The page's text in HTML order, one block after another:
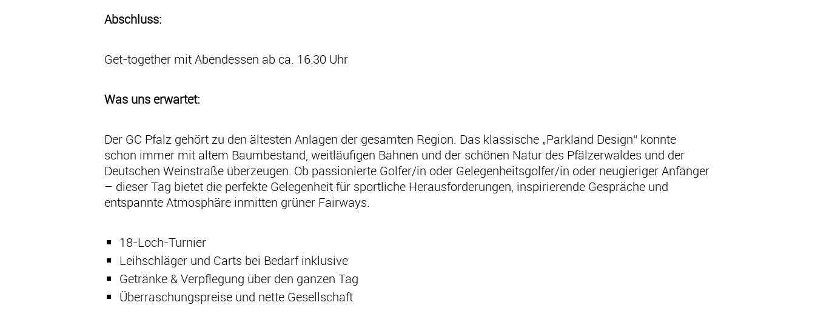
Abschluss:
Get-together mit Abendessen ab ca. 16:30 Uhr
Was uns erwartet:
Der GC Pfalz gehört zu den ältesten Anlagen der gesamten Region. Das klassische „Parkland Design“ konnte
schon immer mit altem Baumbestand, weitläufigen Bahnen und der schönen Natur des Pfälzerwaldes und der
Deutschen Weinstraße überzeugen. Ob passionierte Golfer/in oder Gelegenheitsgolfer/in oder neugieriger Anfänger
– dieser Tag bietet die perfekte Gelegenheit für sportliche Herausforderungen, inspirierende Gespräche und
entspannte Atmosphäre inmitten grüner Fairways.
18-Loch-Turnier
Leihschläger und Carts bei Bedarf inklusive
Getränke & Verpflegung über den ganzen Tag
Überraschungspreise und nette Gesellschaft